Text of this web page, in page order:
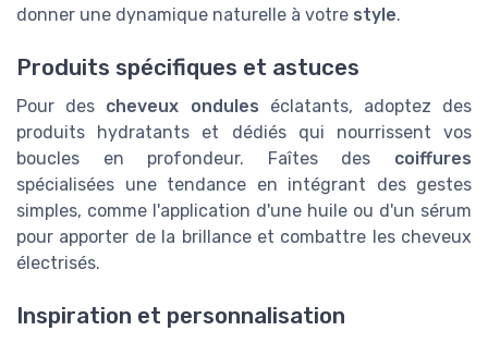
donner une dynamique naturelle à votre style.
Produits spécifiques et astuces
Pour des cheveux ondules éclatants, adoptez des
produits hydratants et dédiés qui nourrissent vos
boucles en profondeur. Faîtes des coiffures
spécialisées une tendance en intégrant des gestes
simples, comme l'application d'une huile ou d'un sérum
pour apporter de la brillance et combattre les cheveux
électrisés.
Inspiration et personnalisation